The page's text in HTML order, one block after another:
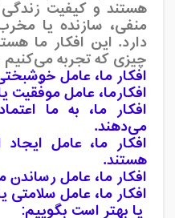
هستند و کیفیت
منفی، سازنده یا
دارد. این افکار ما
چیزی که تجربه می‌کنیم
افکار ما، عامل
افکارما، عامل
افکار ما، به ما
می‌دهند.
افکار ما، عامل
هستند.
افکار ما، عامل
افکار ما، عامل سلامتی
یا بهتر است بگوییم: